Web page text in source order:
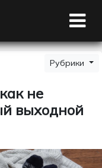
Рубрики
не
выходной